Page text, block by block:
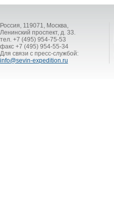
Россия, 119071, Москва,
Ленинский проспект, д. 33.
тел. +7 (495) 954-75-53
факс +7 (495) 954-55-34
Для связи с пресс-службой:
info@sevin-expedition.ru